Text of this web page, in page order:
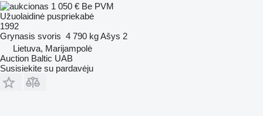
1 050 € Be PVM
Užuolaidinė puspriekabė
1992
Grynasis svoris 4 790 kgAšys 2
Lietuva, Marijampolė
Auction Baltic UAB
Susisiekite su pardavėju